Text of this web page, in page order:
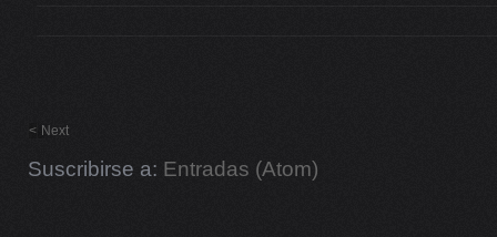
< Next
Suscribirse a: Entradas (Atom)